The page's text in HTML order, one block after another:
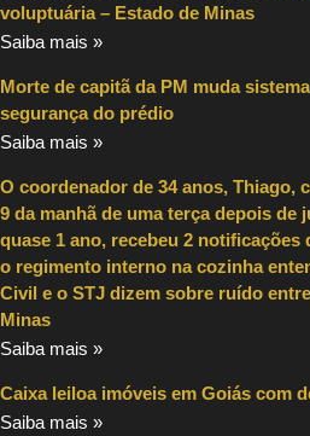
voluptuária – Estado de Minas
Saiba mais »
Morte de capitã da PM muda
segurança do prédio
Saiba mais »
O coordenador de 34 anos, Thiago,
9 da manhã de uma terça depois de
quase 1 ano, recebeu 2 notificações
o regimento interno na cozinha
Civil e o STJ dizem sobre ruído
Minas
Saiba mais »
Caixa leiloa imóveis em Goiás com
Saiba mais »